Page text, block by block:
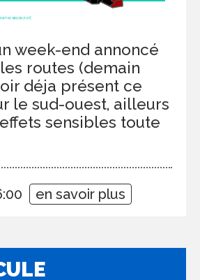
week-end annoncé
routes (demain
déja présent ce
le sud-ouest, ailleurs
sensibles toute
en savoir plus